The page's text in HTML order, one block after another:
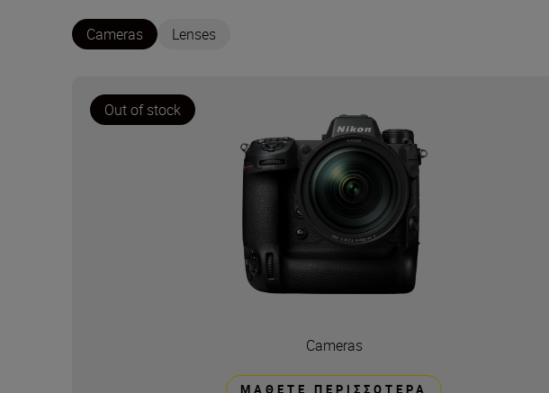
Cameras Lenses
Out of stock
Cameras
ΜΆΘΕΤΕ ΠΕΡΙΣΣΌΤΕΡΑ